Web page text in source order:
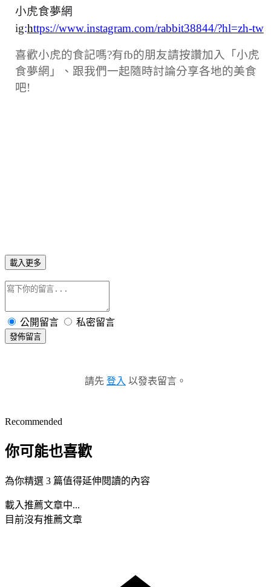
小虎食夢網
ig:https://www.instagram.com/rabbit38844/?hl=zh-tw
喜歡小虎的食記嗎?有fb的朋友請按讚加入「小虎
食夢網」、跟我們一起隨時討論分享各地的美食
吧!
載入更多
公開留言 私密留言
發佈留言
請先 登入 以發表留言。
Recommended
你可能也喜歡
為你精選 3 篇值得延伸閱讀的內容
載入推薦文章中...
目前沒有推薦文章